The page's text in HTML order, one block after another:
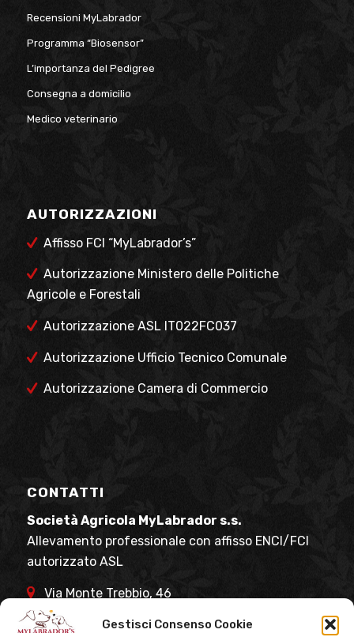
Gestisci Consenso Cookie
Recensioni MyLabrador
Programma “Biosensor”
L’importanza del Pedigree
Consegna a domicilio
Medico veterinario
AUTORIZZAZIONI
Affisso FCI “MyLabrador’s”
Autorizzazione Ministero delle Politiche
Agricole e Forestali
Autorizzazione ASL IT022FC037
Autorizzazione Ufficio Tecnico Comunale
Autorizzazione Camera di Commercio
CONTATTI
Società Agricola MyLabrador s.s.
Allevamento professionale con affisso ENCI/FCI
autorizzato ASL
Via Monte Trebbio, 46
47015 Modigliana (FC)